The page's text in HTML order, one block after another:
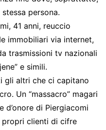
persona.
41 anni, reuccio
immobiliari via internet,
trasmissioni tv nazionali
e simili.
gli altri che ci capitano
Un “massacro” magari
di Piergiacomi
clienti di cifre